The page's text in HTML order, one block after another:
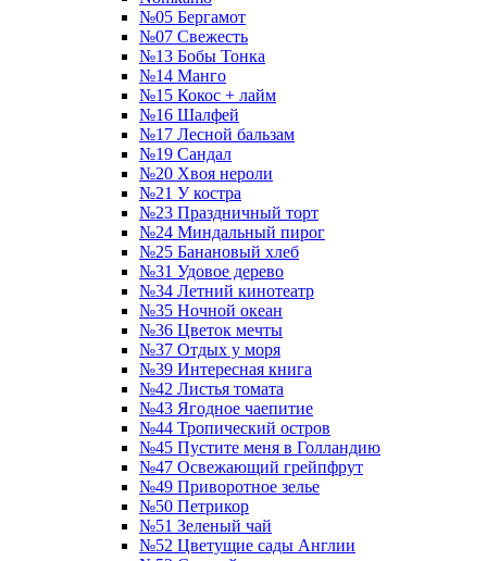
№05 Бергамот
№07 Свежесть
№13 Бобы Тонка
№14 Манго
№15 Кокос + лайм
№16 Шалфей
№17 Лесной бальзам
№19 Сандал
№20 Хвоя нероли
№21 У костра
№23 Праздничный торт
№24 Миндальный пирог
№25 Банановый хлеб
№31 Удовое дерево
№34 Летний кинотеатр
№35 Ночной океан
№36 Цветок мечты
№37 Отдых у моря
№39 Интересная книга
№42 Листья томата
№43 Ягодное чаепитие
№44 Тропический остров
№45 Пустите меня в Голландию
№47 Освежающий грейпфрут
№49 Приворотное зелье
№50 Петрикор
№51 Зеленый чай
№52 Цветущие сады Англии